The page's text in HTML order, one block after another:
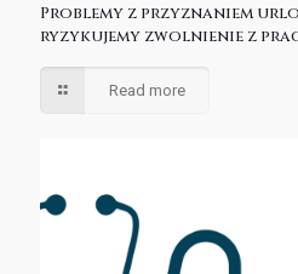
Problemy z przyznaniem
ryzykujemy zwolnienie z
Read more